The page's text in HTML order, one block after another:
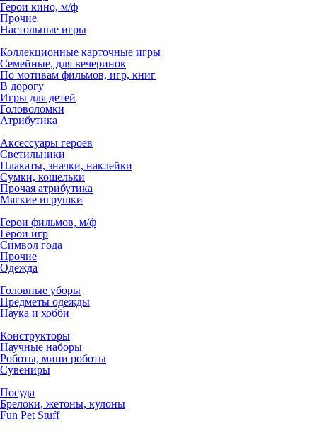
Герои кино, м/ф
Прочие
Настольные игры
Коллекционные карточные игры
Семейные, для вечеринок
По мотивам фильмов, игр, книг
В дорогу
Игры для детей
Головоломки
Атрибутика
Аксессуары героев
Светильники
Плакаты, значки, наклейки
Сумки, кошельки
Прочая атрибутика
Мягкие игрушки
Герои фильмов, м/ф
Герои игр
Символ года
Прочие
Одежда
Головные уборы
Предметы одежды
Наука и хобби
Конструкторы
Научные наборы
Роботы, мини роботы
Сувениры
Посуда
Брелоки, жетоны, кулоны
Fun Pet Stuff